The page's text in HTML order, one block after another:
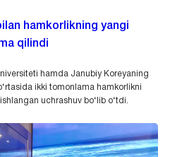
hamkorlikning yangi
qilindi
hamda Janubiy Koreyaning
ikki tomonlama hamkorlikni
uchrashuv bo‘lib o‘tdi.